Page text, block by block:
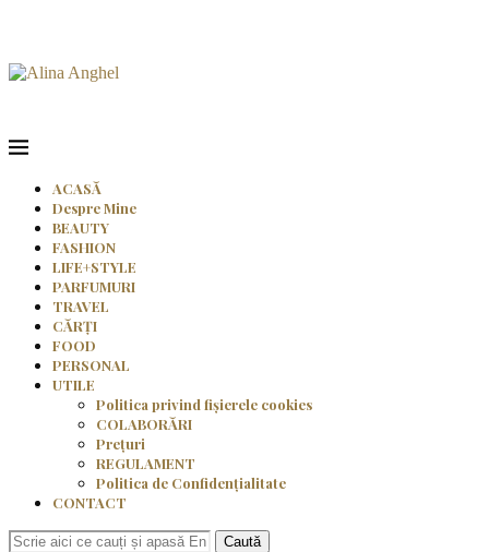
ACASĂ
Despre Mine
BEAUTY
FASHION
LIFE+STYLE
PARFUMURI
TRAVEL
CĂRȚI
FOOD
PERSONAL
UTILE
Politica privind fișierele cookies
COLABORĂRI
Prețuri
REGULAMENT
Politica de Confidențialitate
CONTACT
Caută